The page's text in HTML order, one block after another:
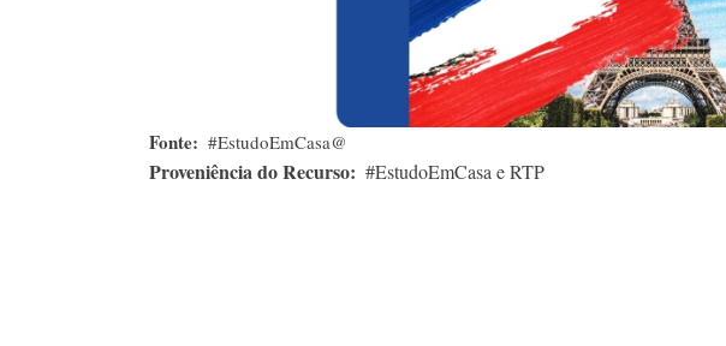
Fonte #EstudoEmCasa@
Proveniência do Recurso #EstudoEmCasa e RTP